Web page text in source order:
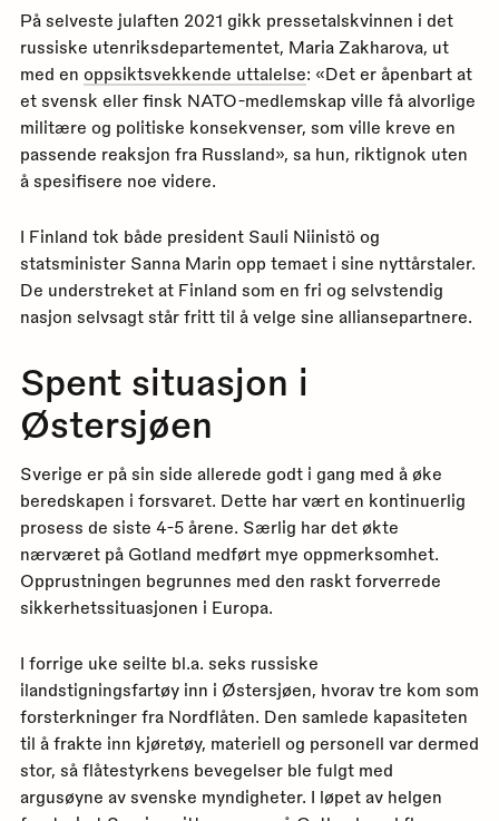
På selveste julaften 2021 gikk pressetalskvinnen i det
russiske utenriksdepartementet, Maria Zakharova, ut
med en oppsiktsvekkende uttalelse: «Det er åpenbart at
et svensk eller finsk NATO-medlemskap ville få alvorlige
militære og politiske konsekvenser, som ville kreve en
passende reaksjon fra Russland», sa hun, riktignok uten
å spesifisere noe videre.
I Finland tok både president Sauli Niinistö og
statsminister Sanna Marin opp temaet i sine nyttårstaler.
De understreket at Finland som en fri og selvstendig
nasjon selvsagt står fritt til å velge sine alliansepartnere.
Spent situasjon i
Østersjøen
Sverige er på sin side allerede godt i gang med å øke
beredskapen i forsvaret. Dette har vært en kontinuerlig
prosess de siste 4-5 årene. Særlig har det økte
nærværet på Gotland medført mye oppmerksomhet.
Opprustningen begrunnes med den raskt forverrede
sikkerhetssituasjonen i Europa.
I forrige uke seilte bl.a. seks russiske
ilandstigningsfartøy inn i Østersjøen, hvorav tre kom som
forsterkninger fra Nordflåten. Den samlede kapasiteten
til å frakte inn kjøretøy, materiell og personell var dermed
stor, så flåtestyrkens bevegelser ble fulgt med
argusøyne av svenske myndigheter. I løpet av helgen